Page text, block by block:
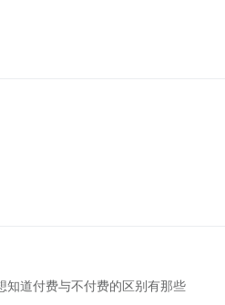
知道付费与不付费的区别有那些